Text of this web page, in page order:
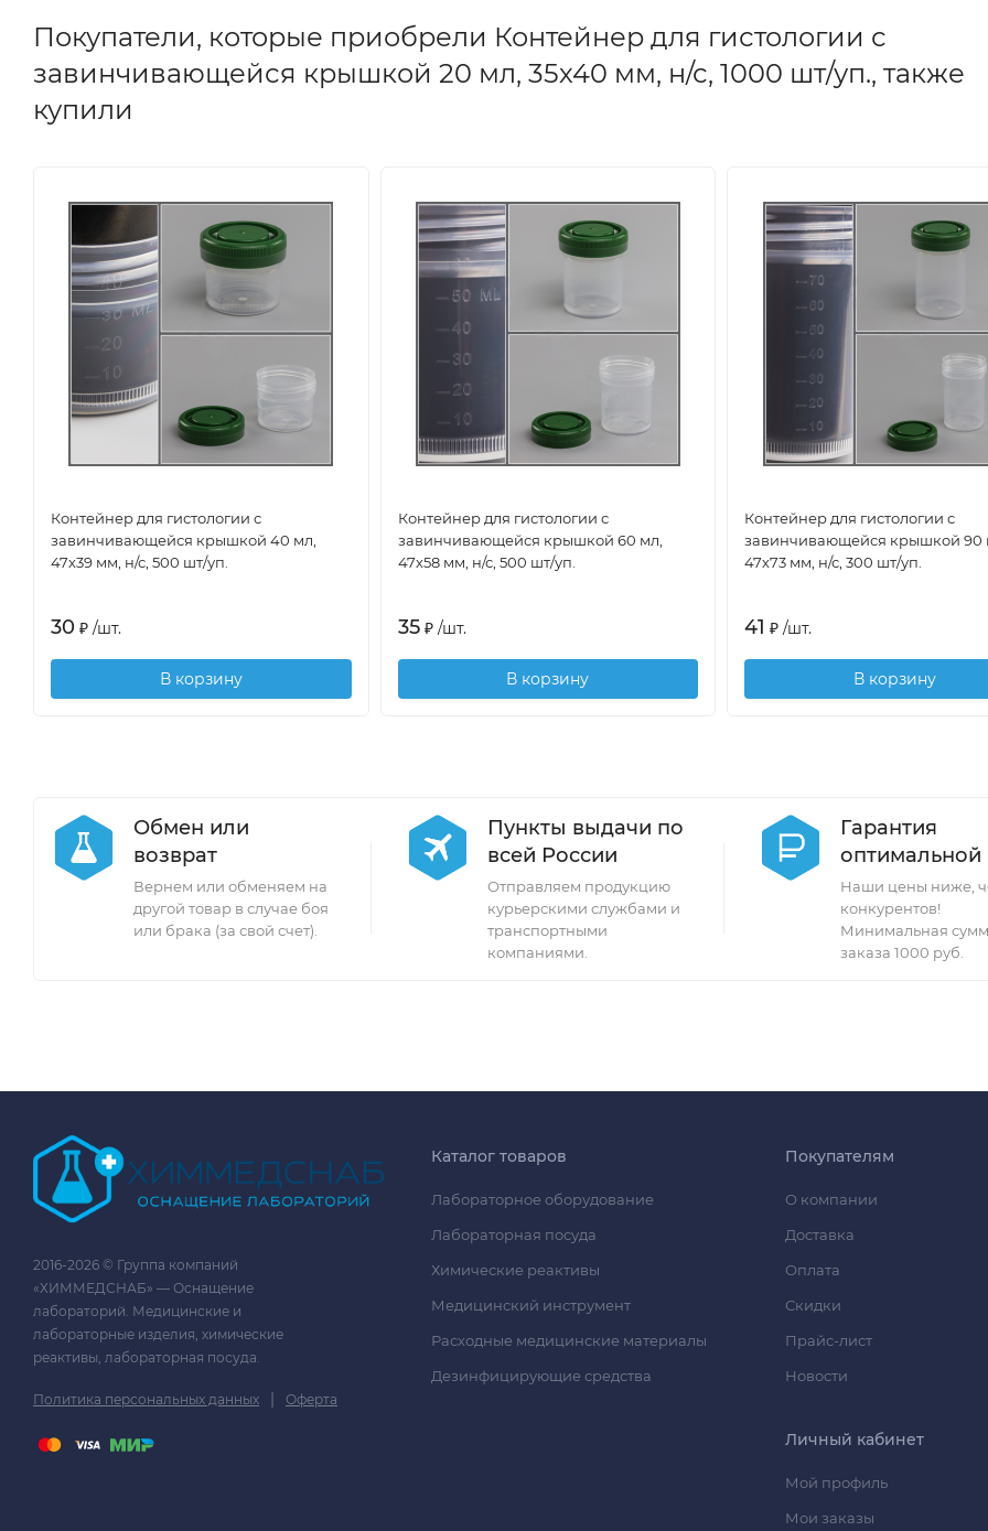
Покупатели, которые приобрели Контейнер для гистологии с
завинчивающейся крышкой 20 мл, 35х40 мм, н/с, 1000 шт/уп., также
купили
Контейнер для гистологии с
завинчивающейся крышкой 40 мл,
47х39 мм, н/с, 500 шт/уп.
30 ₽ /шт.
В корзину
Контейнер для гистологии с
завинчивающейся крышкой 60 мл,
47х58 мм, н/с, 500 шт/уп.
35 ₽ /шт.
В корзину
Контейнер для гистологии с
завинчивающейся крышкой 90
47х73 мм, н/с, 300 шт/уп.
41 ₽ /шт.
В корзину
Обмен или
возврат
Вернем или обменяем на
другой товар в случае боя
или брака (за свой счет).
Пункты выдачи по
всей России
Отправляем продукцию
курьерскими службами и
транспортными
компаниями.
Гарантия
Наши цены ниже,
конкурентов!
Минимальная
заказа 1000 руб.
2016-2026 © Группа компаний
«ХИММЕДСНАБ» — Оснащение
лабораторий. Медицинские и
лабораторные изделия, химические
реактивы, лабораторная посуда.
Политика персональных данных | Оферта
Каталог товаров
Лабораторное оборудование
Лабораторная посуда
Химические реактивы
Медицинский инструмент
Расходные медицинские материалы
Дезинфицирующие средства
Покупателям
О компании
Доставка
Оплата
Скидки
Прайс-лист
Новости
Личный кабинет
Мой профиль
Мои заказы